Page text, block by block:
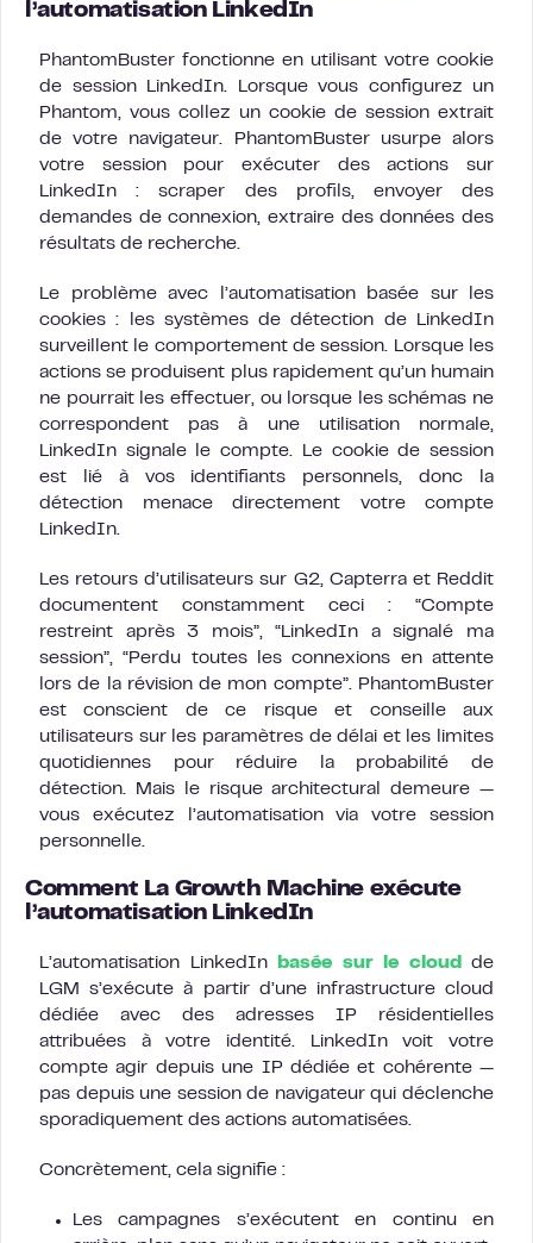
l’automatisation LinkedIn
PhantomBuster fonctionne en utilisant votre cookie
de session LinkedIn. Lorsque vous configurez un
Phantom, vous collez un cookie de session extrait
de votre navigateur. PhantomBuster usurpe alors
votre session pour exécuter des actions sur
LinkedIn : scraper des profils, envoyer des
demandes de connexion, extraire des données des
résultats de recherche.
Le problème avec l’automatisation basée sur les
cookies : les systèmes de détection de LinkedIn
surveillent le comportement de session. Lorsque les
actions se produisent plus rapidement qu’un humain
ne pourrait les effectuer, ou lorsque les schémas ne
correspondent pas à une utilisation normale,
LinkedIn signale le compte. Le cookie de session
est lié à vos identifiants personnels, donc la
détection menace directement votre compte
LinkedIn.
Les retours d’utilisateurs sur G2, Capterra et Reddit
documentent constamment ceci : “Compte
restreint après 3 mois”, “LinkedIn a signalé ma
session”, “Perdu toutes les connexions en attente
lors de la révision de mon compte”. PhantomBuster
est conscient de ce risque et conseille aux
utilisateurs sur les paramètres de délai et les limites
quotidiennes pour réduire la probabilité de
détection. Mais le risque architectural demeure —
vous exécutez l’automatisation via votre session
personnelle.
Comment La Growth Machine exécute
l’automatisation LinkedIn
L’automatisation LinkedIn basée sur le cloud
de
LGM s’exécute à partir d’une infrastructure cloud
dédiée avec des adresses IP résidentielles
attribuées à votre identité. LinkedIn voit votre
compte agir depuis une IP dédiée et cohérente —
pas depuis une session de navigateur qui déclenche
sporadiquement des actions automatisées.
Concrètement, cela signifie :
Les campagnes s’exécutent en continu en